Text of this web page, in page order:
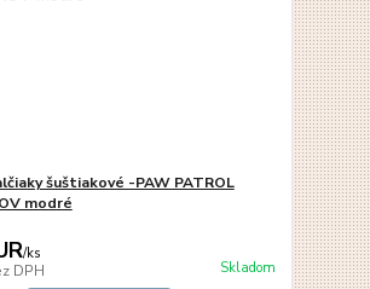
šuštiakové -PAW PATROL
modré
/ks
DPH Skladom